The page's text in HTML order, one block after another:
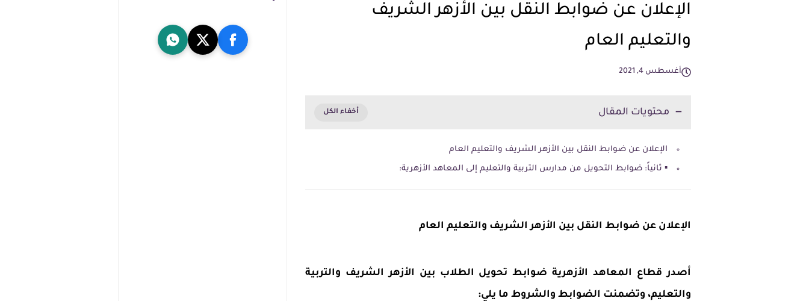
الإعلان عن ضوابط النقل بين الأزهر الشريف
والتعليم العام
أغسطس 4, 2021
محتويات المقال
الإعلان عن ضوابط النقل بين الأزهر الشريف والتعليم العام
▪️ ثانياً: ضوابط التحويل من مدارس التربية والتعليم إلى المعاهد الأزهرية:
الإعلان عن ضوابط النقل بين الأزهر الشريف والتعليم العام
أصدر قطاع المعاهد الأزهرية ضوابط تحويل الطلاب بين الأزهر الشريف والتربية
والتعليم، وتضمنت الضوابط والشروط ما يلي: